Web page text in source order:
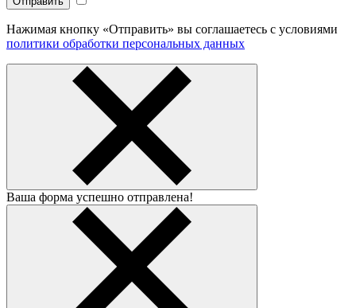
Нажимая кнопку «Отправить» вы соглашаетесь с условиями
политики обработки персональных данных
Ваша форма успешно отправлена!